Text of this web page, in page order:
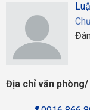
Địa chỉ văn phòng/